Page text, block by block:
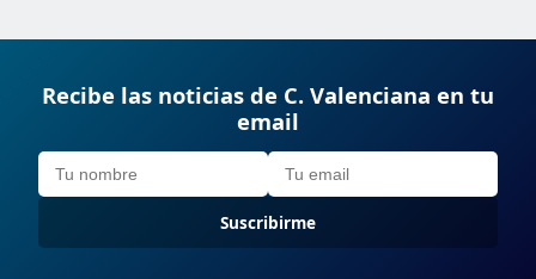
Recibe las noticias de C. Valenciana en tu
email
Suscribirme